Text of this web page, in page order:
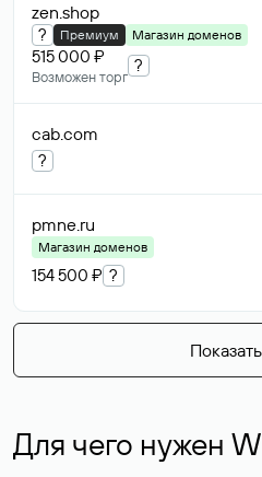
zen.shop
? Премиум Магазин доменов
515 000 ₽
Возможен торг
?
cab.com
?
pmne.ru
Магазин доменов
154 500 ₽ ?
Для чего нужен